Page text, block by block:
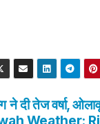
दी तेज वर्षा,